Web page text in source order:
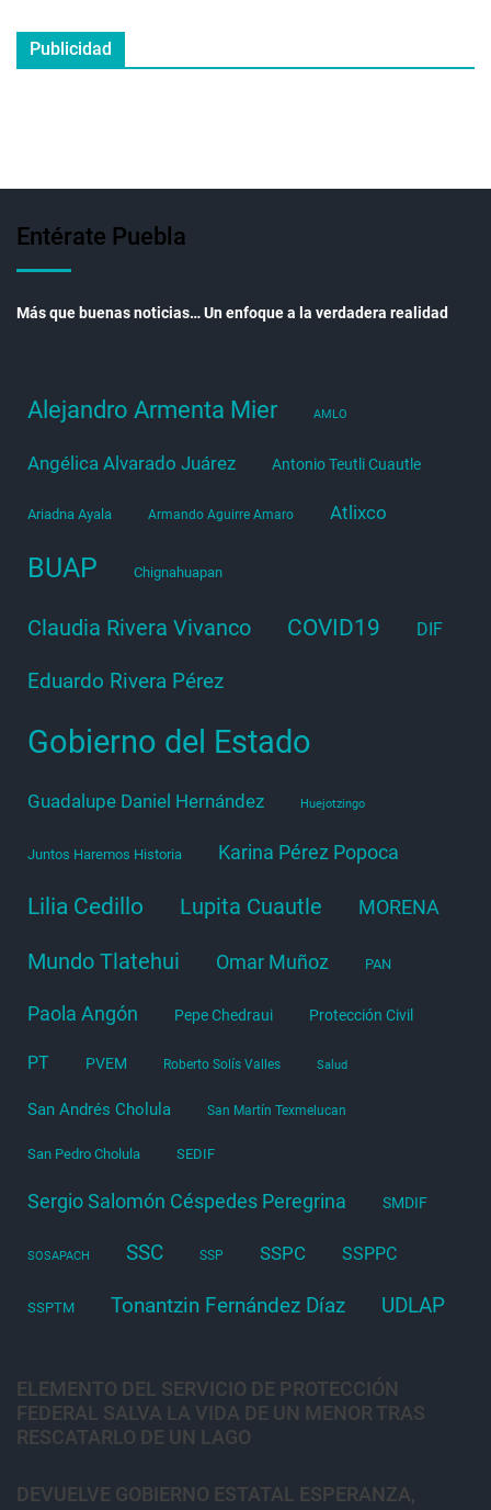
Publicidad
Entérate Puebla
Más que buenas noticias… Un enfoque a la verdadera realidad
Alejandro Armenta Mier AMLO
Angélica Alvarado Juárez Antonio Teutli Cuautle
Ariadna Ayala Armando Aguirre Amaro Atlixco
BUAP Chignahuapan
Claudia Rivera Vivanco COVID19 DIF
Eduardo Rivera Pérez
Gobierno del Estado
Guadalupe Daniel Hernández Huejotzingo
Juntos Haremos Historia Karina Pérez Popoca
Lilia Cedillo Lupita Cuautle MORENA
Mundo Tlatehui Omar Muñoz PAN
Paola Angón Pepe Chedraui Protección Civil
PT PVEM Roberto Solís Valles Salud
San Andrés Cholula San Martín Texmelucan
San Pedro Cholula SEDIF
Sergio Salomón Céspedes Peregrina SMDIF
SOSAPACH SSC SSP SSPC SSPPC
SSPTM Tonantzin Fernández Díaz UDLAP
ELEMENTO DEL SERVICIO DE PROTECCIÓN
FEDERAL SALVA LA VIDA DE UN MENOR TRAS
RESCATARLO DE UN LAGO
DEVUELVE GOBIERNO ESTATAL ESPERANZA,